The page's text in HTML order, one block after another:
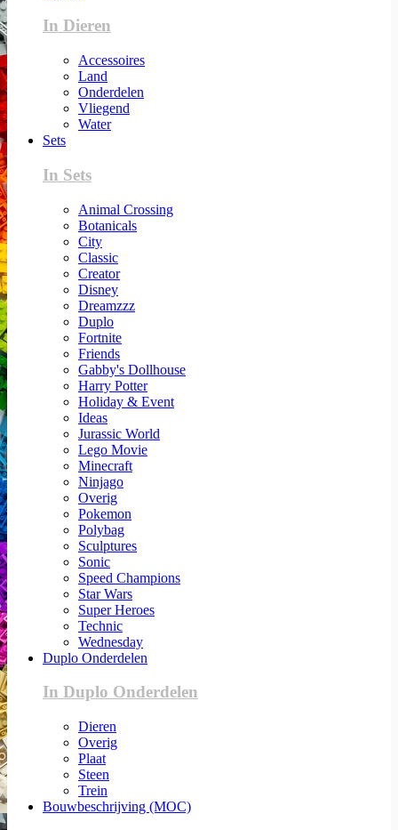
In Dieren
Accessoires
Land
Onderdelen
Vliegend
Water
Sets
In Sets
Animal Crossing
Botanicals
City
Classic
Creator
Disney
Dreamzzz
Duplo
Fortnite
Friends
Gabby's Dollhouse
Harry Potter
Holiday & Event
Ideas
Jurassic World
Lego Movie
Minecraft
Ninjago
Overig
Pokemon
Polybag
Sculptures
Sonic
Speed Champions
Star Wars
Super Heroes
Technic
Wednesday
Duplo Onderdelen
In Duplo Onderdelen
Dieren
Overig
Plaat
Steen
Trein
Bouwbeschrijving (MOC)